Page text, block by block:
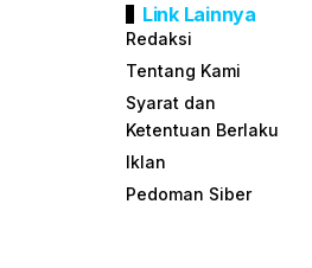
Link Lainnya
Redaksi
Tentang Kami
Syarat dan
Ketentuan Berlaku
Iklan
Pedoman Siber